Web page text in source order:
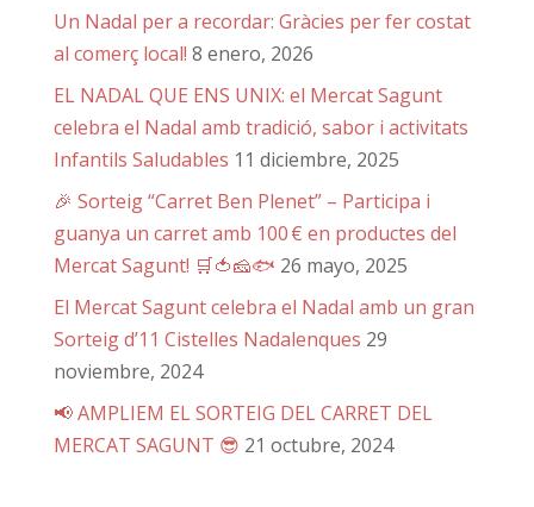
Un Nadal per a recordar: Gràcies per fer costat
al comerç local! 8 enero, 2026
EL NADAL QUE ENS UNIX: el Mercat Sagunt
celebra el Nadal amb tradició, sabor i activitats
Infantils Saludables 11 diciembre, 2025
🎉 Sorteig “Carret Ben Plenet” – Participa i
guanya un carret amb 100 € en productes del
Mercat Sagunt! 🛒🍅🧀🐟 26 mayo, 2025
El Mercat Sagunt celebra el Nadal amb un gran
Sorteig d’11 Cistelles Nadalenques 29
noviembre, 2024
📢 AMPLIEM EL SORTEIG DEL CARRET DEL
MERCAT SAGUNT 😎 21 octubre, 2024